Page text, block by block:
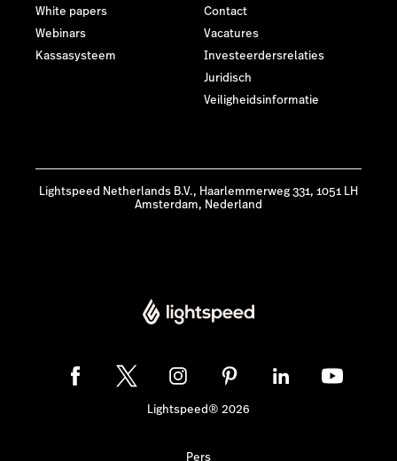
White papers
Webinars
Kassasysteem
Contact
Vacatures
Investeerdersrelaties
Juridisch
Veiligheidsinformatie
Lightspeed Netherlands B.V., Haarlemmerweg 331, 1051 LH
Amsterdam, Nederland
Lightspeed® 2026
Pers